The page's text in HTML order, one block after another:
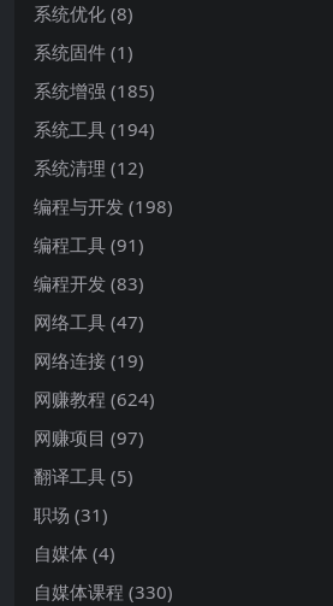
系统优化 (8)
系统固件 (1)
系统增强 (185)
系统工具 (194)
系统清理 (12)
编程与开发 (198)
编程工具 (91)
编程开发 (83)
网络工具 (47)
网络连接 (19)
网赚教程 (624)
网赚项目 (97)
翻译工具 (5)
职场 (31)
自媒体 (4)
自媒体课程 (330)